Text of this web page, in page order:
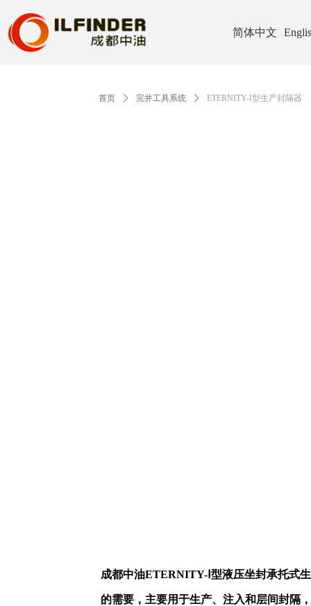
简体中文
首页 ꄲ 完井工具系统 ꄲ ETERNITY-Ⅰ型生产封隔器
成都中油ETERNITY-Ⅰ型液压坐封承托式
的需要，主要用于生产、注入和层间封隔